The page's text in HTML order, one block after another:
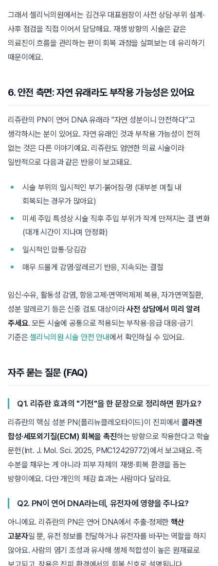
그래서 셀리닉의원에서는 김건우 대표원장이 사전 상담·부위 설계·
사후 점검을 직접 이어서 담당해요. 재생 방향의 시술은 같은
의료진이 흐름을 관리하는 편이 회복 과정을 살펴보는 데 유리하기
때문이에요.
6. 안전 측면: 자연 유래라도 부작용 가능성은 있어요
리쥬란의 PN이 연어 DNA 유래라 "자연 성분이니 안전하다"고
생각하시는 분이 있어요. 자연 유래인 것과 부작용 가능성이 전혀
없는 것은 다른 이야기예요. 리쥬란도 엄연한 의료 시술이라
일반적으로 다음과 같은 반응이 보고돼요.
시술 부위의 일시적인 부기·붉어짐·멍 (대부분 며칠 내
회복되는 경우가 많아요)
미세 주입 특성상 시술 직후 주입 부위가 작게 만져지는 결 변화
(대개 시간이 지나며 안정화)
일시적인 압통·당김감
매우 드물게 감염·알레르기 반응, 지속되는 결절
임신·수유, 활동성 감염, 항응고제·면역억제제 복용, 자가면역질환,
성분 알레르기 등은 신중 검토 대상이라사전 상담에서 미리 알려
주세요. 모든 시술에 공통으로 적용되는 부작용·응급 대응·금기
기준은셀리닉의원 시술 안전 안내에서 확인하실 수 있어요.
자주 묻는 질문 (FAQ)
Q1. 리쥬란 효과의 "기전"을 한 문장으로 정리하면 뭔가요?
리쥬란의 핵심 성분 PN(폴리뉴클레오타이드)이 진피에서콜라겐
합성·세포외기질(ECM) 회복을 촉진하는 방향으로 작용한다고 학술
문헌(Int. J. Mol. Sci. 2025, PMC12429772)에서 보고돼요. 즉
수분을 채우는 게 아니라 피부 자체의 재생·회복 환경을 돕는
방향이에요. 다만 개인의 체감 효과는 사람마다 달라요.
Q2. PN이 연어 DNA라는데, 유전자에 영향을 주나요?
아니에요. 리쥬란의 PN은 연어 DNA에서 추출·정제한핵산
고분자일 뿐, 유전 정보를 전달하거나 유전자를 바꾸는 역할을 하지
않아요. 사람의 염기 조성과 유사해 생체 적합성이 높은 원재료로